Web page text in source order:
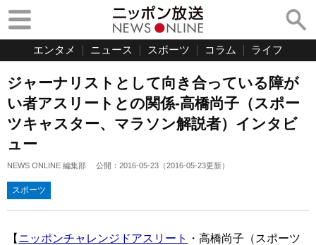
エンタメ ニュース スポーツ コラム ライフ
ジャーナリストとして向き合っている障が
い者アスリートとの関係-高橋尚子（スポー
ツキャスター、マラソン解説者）インタビ
ュー
NEWS ONLINE 編集部 公開： 2016-05-23 （2016-05-23更新）
スポーツ
【ニッポンチャレンジドアスリート
・高橋尚子（スポーツ